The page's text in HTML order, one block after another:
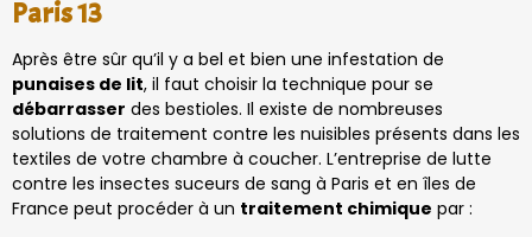
Paris 13
Après être sûr qu’il y a bel et bien une infestation de
punaises de lit, il faut choisir la technique pour se
débarrasser des bestioles. Il existe de nombreuses
solutions de traitement contre les nuisibles présents dans les
textiles de votre chambre à coucher. L’entreprise de lutte
contre les insectes suceurs de sang à Paris et en îles de
France peut procéder à un traitement chimique par :